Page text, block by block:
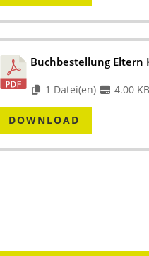
Buchbestellung Eltern
1 Datei(en) 4.00 KB
DOWNLOAD